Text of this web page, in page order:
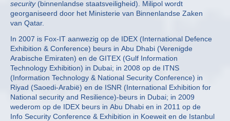
security(binnenlandse staatsveiligheid). Milipol wordt
georganiseerd door het Ministerie van Binnenlandse Zaken
van Qatar.
In 2007 is Fox-IT aanwezig op de IDEX (International Defence
Exhibition & Conference) beurs in Abu Dhabi (Verenigde
Arabische Emiraten) en de GITEX (Gulf Information
Technology Exhibition) in Dubai; in 2008 op de ITNS
(Information Technology & National Security Conference) in
Riyad (Saoedi-Arabië) en de ISNR (International Exhibition for
National security and Resilience)-beurs in Dubai; in 2009
wederom op de IDEX beurs in Abu Dhabi en in 2011 op de
Info Security Conference & Exhibition in Koeweit en de Istanbul